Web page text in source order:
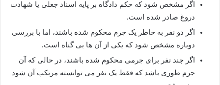
اگر مشخص شود که حکم دادگاه بر پایه اسناد جعلی یا شهادت
دروغ صادر شده است.
اگر دو نفر به خاطر یک جرم محکوم شده باشند، اما با بررسی
دوباره مشخص شود که یکی از آن ها بی گناه است.
اگر چند نفر برای جرمی محکوم شده باشند، در حالی که آن
جرم طوری باشد که فقط یک نفر می توانسته مرتکب آن شود